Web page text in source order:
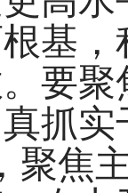
基
要
抓
聚焦